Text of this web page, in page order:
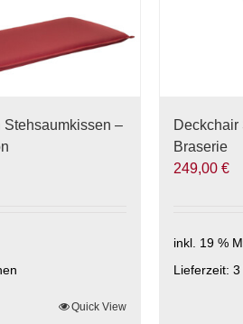
Stehsaumkissen –
Quick View
Deckchair
Braserie
249,00 €
inkl. 19 %
Lieferzeit: 3